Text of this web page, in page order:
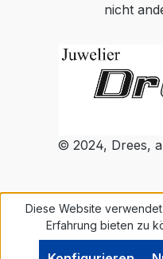
nicht
© 2024, Drees,
Diese Website
Erfahrung bieten zu